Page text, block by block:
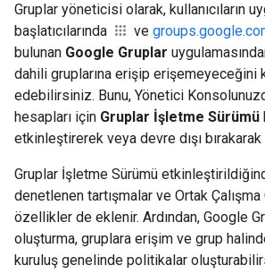
Gruplar yöneticisi olarak, kullanıcıların
başlatıcılarında
ve
bulunan Google Gruplar
dahili gruplarına erişip erişemeyeceğini
edebilirsiniz. Bunu, Yönetici
hesapları için Gruplar İşletme Sürümü
etkinleştirerek veya devre dışı
Gruplar İşletme Sürümü
denetlenen tartışmalar ve Ortak
özellikler de eklenir. Ardından, Google
oluşturma, gruplara erişim ve grup
kuruluş genelinde politikalar